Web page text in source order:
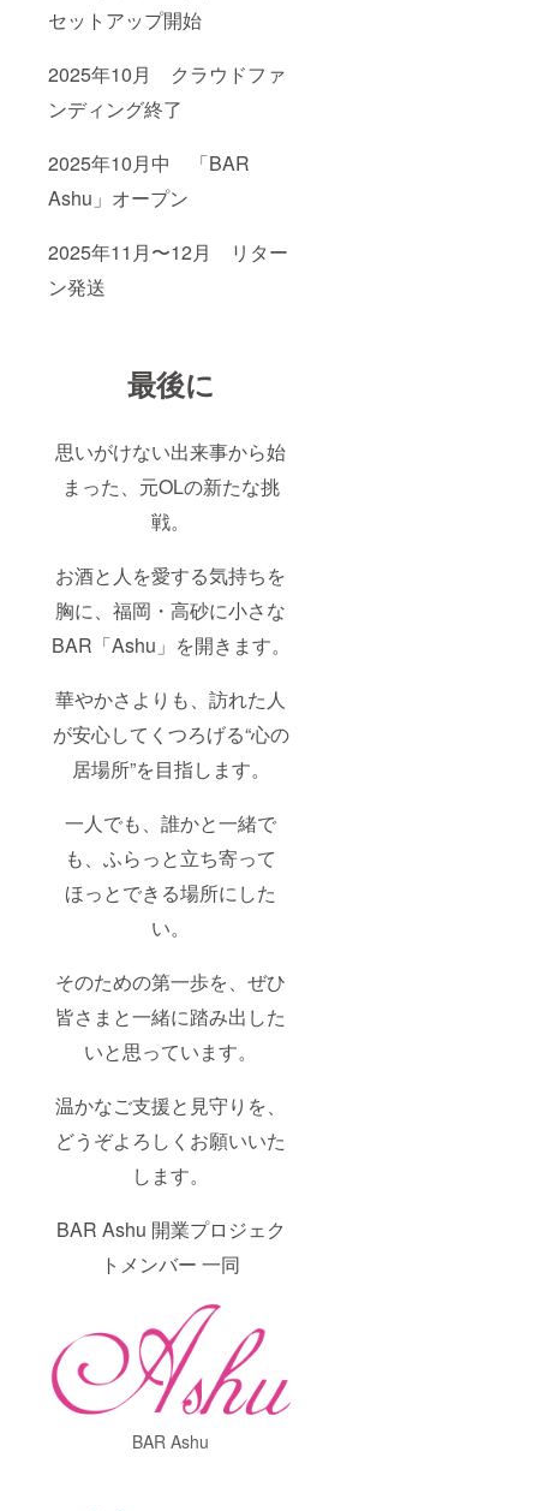
セットアップ開始
2025年10月 クラウドファ
ンディング終了
2025年10月中 「BAR
Ashu」オープン
2025年11月〜12月 リター
ン発送
最後に
思いがけない出来事から始
まった、元OLの新たな挑
戦。
お酒と人を愛する気持ちを
胸に、福岡・高砂に小さな
BAR「Ashu」を開きます。
華やかさよりも、訪れた人
が安心してくつろげる“心の
居場所”を目指します。
一人でも、誰かと一緒で
も、ふらっと立ち寄って
ほっとできる場所にした
い。
そのための第一歩を、ぜひ
皆さまと一緒に踏み出した
いと思っています。
温かなご支援と見守りを、
どうぞよろしくお願いいた
します。
BAR Ashu 開業プロジェク
トメンバー 一同
BAR Ashu